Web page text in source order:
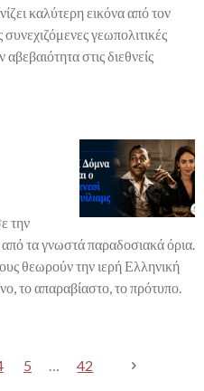
καλύτερη εικόνα από τον
γεωπολιτικές
στις διεθνείς
την
τα γνωστά παραδοσιακά όρια.
θεωρούν την ιερή Ελληνική
το απαραβίαστο, το πρότυπο.
5 42